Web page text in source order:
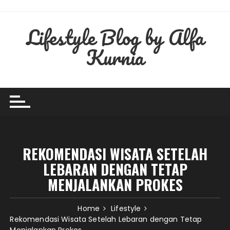
contentLifestyle Blog by Alfa
Kurnia
REKOMENDASI WISATA SETELAH
LEBARAN DENGAN TETAP
MENJALANKAN PROKES
Home
Lifestyle
Rekomendasi Wisata Setelah Lebaran dengan Tetap